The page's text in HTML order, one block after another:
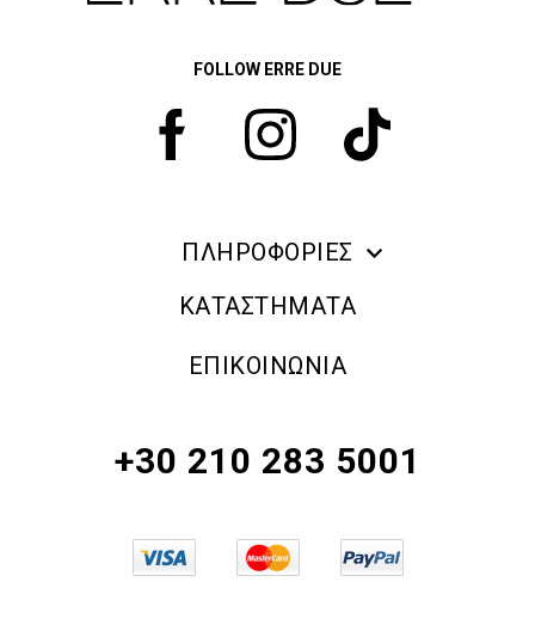
FOLLOW ERRE DUE
ΠΛΗΡΟΦΟΡΙΕΣ
ERRE DUE MAKE UP
ΠΟΛΙΤΙΚΗ ΕΠΙΣΤΡΟΦΗΣ ΠΡΟΪΟΝΤΩΝ
ΚΑΤΑΣΤΗΜΑΤΑ
ΕΠΙΚΟΙΝΩΝΙΑ
+30 210 283 5001